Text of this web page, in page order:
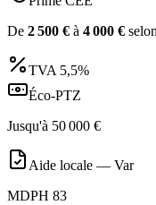
De 2 500 € à 4 000 €
TVA 5,5%
Éco-PTZ
Jusqu'à 50 000 €
Aide locale — Var
MDPH 83